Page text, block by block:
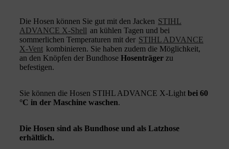
Die Hosen können Sie gut mit den Jacken STIHL
ADVANCE X-Shell an kühlen Tagen und bei
sommerlichen Temperaturen mit der STIHL ADVANCE
X-Vent kombinieren. Sie haben zudem die Möglichkeit,
an den Knöpfen der Bundhose Hosenträger zu
befestigen.
Sie können die Hosen STIHL ADVANCE X-Light bei 60
°C in der Maschine waschen.
Die Hosen sind als Bundhose und als Latzhose
erhältlich.